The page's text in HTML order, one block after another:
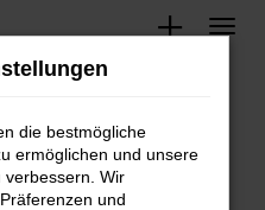
Fahrzeugsuche
Error
die bestmögliche
ermöglichen und unsere
verbessern. Wir
und